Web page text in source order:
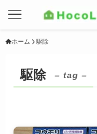
ホーム 駆除
駆除 – tag –